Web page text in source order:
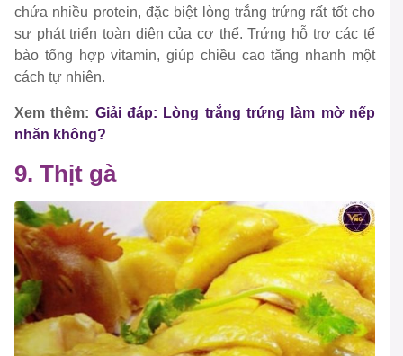
chứa nhiều protein, đặc biệt lòng trắng trứng rất tốt cho
sự phát triển toàn diện của cơ thể. Trứng hỗ trợ các tế
bào tổng hợp vitamin, giúp chiều cao tăng nhanh một
cách tự nhiên.
Xem thêm: Giải đáp: Lòng trắng trứng làm mờ nếp
nhăn không?
9. Thịt gà